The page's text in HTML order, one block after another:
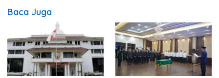
Baca Juga